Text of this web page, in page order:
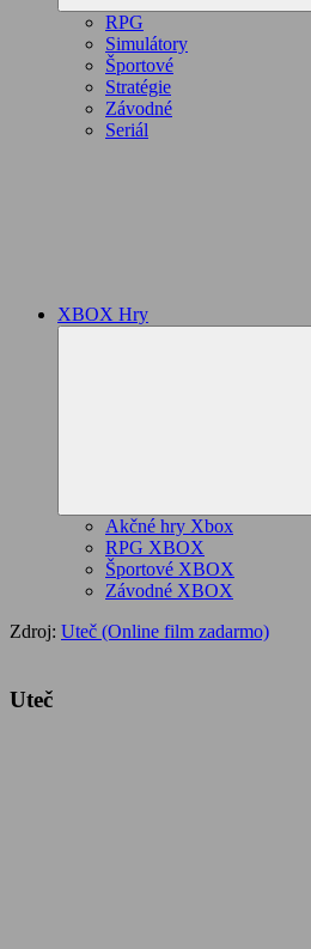
RPG
Simulátory
Športové
Stratégie
Závodné
Seriál
XBOX Hry
Akčné hry Xbox
RPG XBOX
Športové XBOX
Závodné XBOX
Zdroj: Uteč (Online film zadarmo)
Uteč